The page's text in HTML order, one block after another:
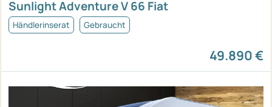
Sunlight Adventure V 66 Fiat
Händlerinserat Gebraucht
49.890 €